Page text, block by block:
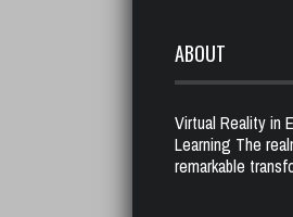
ABOUT
Virtual Reality in
Learning The
remarkable